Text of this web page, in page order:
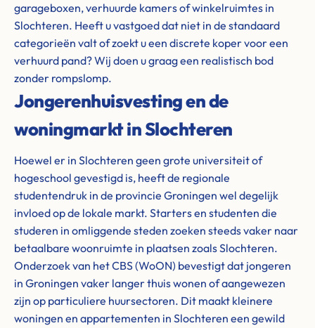
garageboxen, verhuurde kamers of winkelruimtes in
Slochteren. Heeft u vastgoed dat niet in de standaard
categorieën valt of zoekt u een discrete koper voor een
verhuurd pand? Wij doen u graag een realistisch bod
zonder rompslomp.
Jongerenhuisvesting en de
woningmarkt in Slochteren
Hoewel er in Slochteren geen grote universiteit of
hogeschool gevestigd is, heeft de regionale
studentendruk in de provincie Groningen wel degelijk
invloed op de lokale markt. Starters en studenten die
studeren in omliggende steden zoeken steeds vaker naar
betaalbare woonruimte in plaatsen zoals Slochteren.
Onderzoek van het CBS (WoON) bevestigt dat jongeren
in Groningen vaker langer thuis wonen of aangewezen
zijn op particuliere huursectoren. Dit maakt kleinere
woningen en appartementen in Slochteren een gewild